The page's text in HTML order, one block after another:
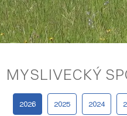
MYSLIVECKÝ
2026 2025 2024